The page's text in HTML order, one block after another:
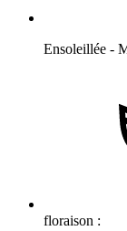
Ensoleillée -
floraison :